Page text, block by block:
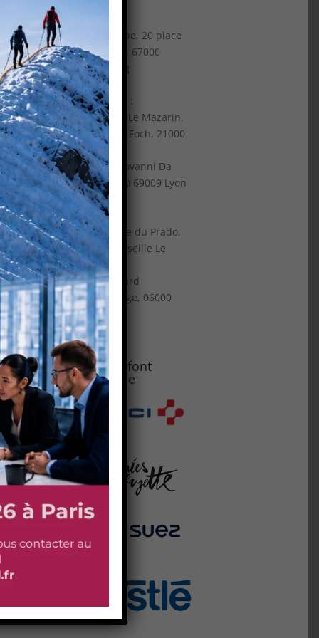
Tour Europe, 20 place
des Halles, 67000
Strasbourg
Centre Est
:
Immeuble Le Mazarin,
10 avenue Foch, 21000
Dijon
3 place Giovanni Da
Verrazzano 69009 Lyon
Sud Est
165 avenue du Prado,
13008 Marseille Le
Consul
37 Boulevard
Dubouchage, 06000
Nice
Ils nous font
confiance